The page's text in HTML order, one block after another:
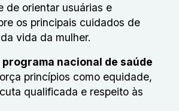
de orientar usuárias e
os principais cuidados de
vida da mulher.
programa nacional de saúde
princípios como equidade,
qualificada e respeito às